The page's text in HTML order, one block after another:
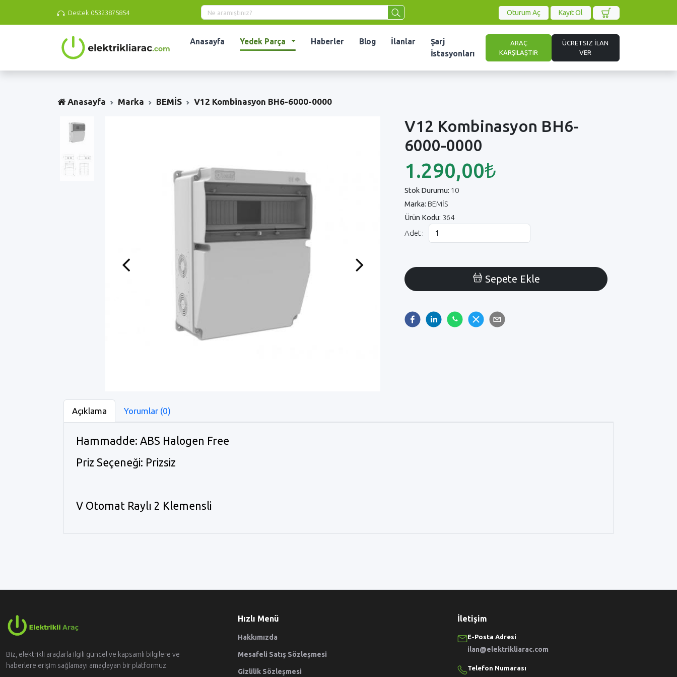
Destek 05323875854 Oturum Aç Kayıt Ol
Anasayfa Yedek Parça Haberler Blog İlanlar
Şarj
İstasyonları
ARAÇ
KARŞILAŞTIR
ÜCRETSIZ İLAN
VER
Anasayfa Marka BEMİS V12 Kombinasyon BH6-6000-0000
Previous Next
V12 Kombinasyon BH6-
6000-0000
1.290,00₺
Stok Durumu: 10
Marka: BEMİS
Ürün Kodu: 364
Adet :
Sepete Ekle
Açıklama Yorumlar (0)
Hammadde: ABS Halogen Free
Priz Seçeneği: Prizsiz
V Otomat Raylı 2 Klemensli
Biz, elektrikli araçlarla ilgili güncel ve kapsamlı bilgilere ve
haberlere erişim sağlamayı amaçlayan bir platformuz.
Hızlı Menü
Hakkımızda
Mesafeli Satış Sözleşmesi
Gizlilik Sözleşmesi
İletişim
E-Posta Adresi
ilan@elektrikliarac.com
Telefon Numarası